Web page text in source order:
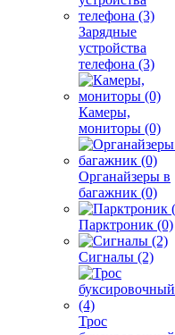
Зарядные
устройства
телефона (3)
Камеры,
мониторы (0)
Органайзеры в
багажник (0)
Парктроник (0)
Сигналы (2)
Трос